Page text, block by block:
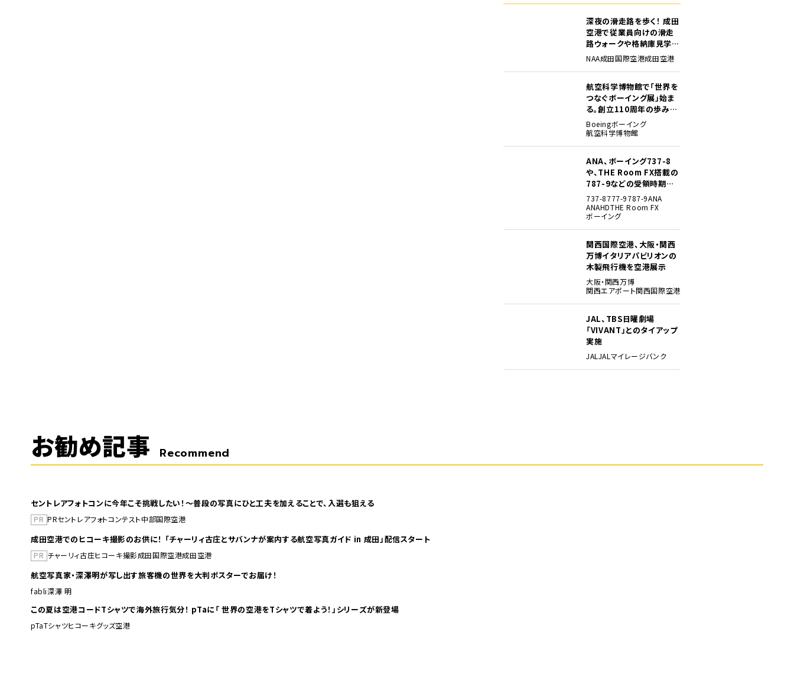
深夜の滑走路を歩く！ 成田
空港で従業員向けの滑走
路ウォークや格納庫見学イ
ベントを初開催
NAA成田国際空港成田空港
航空科学博物館で「世界を
つなぐボーイング展」始ま
る。創立110周年の歩みを
貴重な資料でたどる
Boeingボーイング
航空科学博物館
ANA、ボーイング737-8
や、THE Room FX搭載の
787-9などの受領時期見
込みを明らかに
737-8777-9787-9ANA
ANAHDTHE Room FX
ボーイング
関西国際空港、大阪・関西
万博イタリアパビリオンの
木製飛行機を空港展示
大阪・関西万博
関西エアポート関西国際空港
JAL、TBS日曜劇場
「VIVANT」とのタイアップ
実施
JAL JALマイレージバンク
お勧め記事 Recommend
セントレアフォトコンに今年こそ挑戦したい！～普段の写真にひと工夫を加えることで、入選も狙える
PR PRセントレアフォトコンテスト中部国際空港
成田空港でのヒコーキ撮影のお供に！ 「チャーリィ古庄とサバンナが案内する航空写真ガイド in 成田」配信スタート
PR チャーリィ古庄ヒコーキ撮影成田国際空港成田空港
航空写真家・深澤明が写し出す旅客機の世界を大判ポスターでお届け！
fabli深澤 明
この夏は空港コードTシャツで海外旅行気分！ pTaに「 世界の空港をTシャツで着よう！」シリーズが新登場
pTaTシャツヒコーキグッズ空港